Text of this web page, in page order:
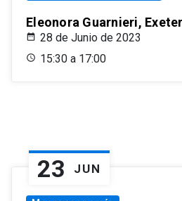
Eleonora Guarnieri,
28 de Junio de 2023
15:30 a 17:00
23 JUN